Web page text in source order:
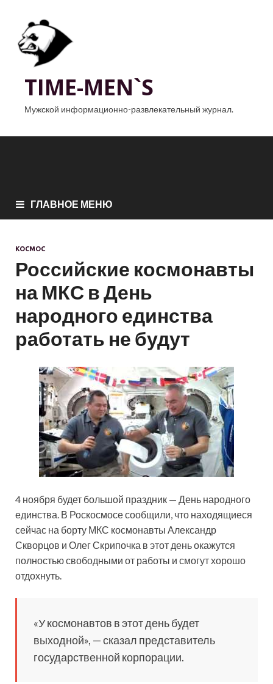
TIME-MEN`S
Мужской информационно-развлекательный журнал.
ГЛАВНОЕ МЕНЮ
КОСМОС
Российские космонавты
на МКС в День
народного единства
работать не будут
4 ноября будет большой праздник — День народного
единства. В Роскосмосе сообщили, что находящиеся
сейчас на борту МКС космонавты Александр
Скворцов и Олег Скрипочка в этот день окажутся
полностью свободными от работы и смогут хорошо
отдохнуть.
«У космонавтов в этот день будет
выходной», — сказал представитель
государственной корпорации.